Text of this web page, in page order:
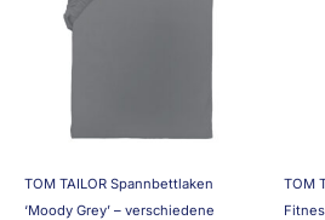
TOM TAILOR Spannbettlaken
‘Moody Grey’ – verschiedene
TOM